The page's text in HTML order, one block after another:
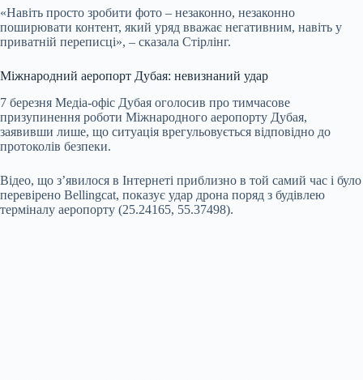
«Навіть просто зробити фото – незаконно, незаконно
поширювати контент, який уряд вважає негативним, навіть у
приватній переписці», – сказала Стірлінг.
Міжнародний аеропорт Дубая: невизнаний удар
7 березня Медіа-офіс Дубая оголосив про тимчасове
призупинення роботи Міжнародного аеропорту Дубая,
заявивши лише, що ситуація врегульовується відповідно до
протоколів безпеки.
Відео, що з’явилося в Інтернеті приблизно в той самий час і було
перевірено Bellingcat, показує удар дрона поряд з будівлею
терміналу аеропорту (25.24165, 55.37498).